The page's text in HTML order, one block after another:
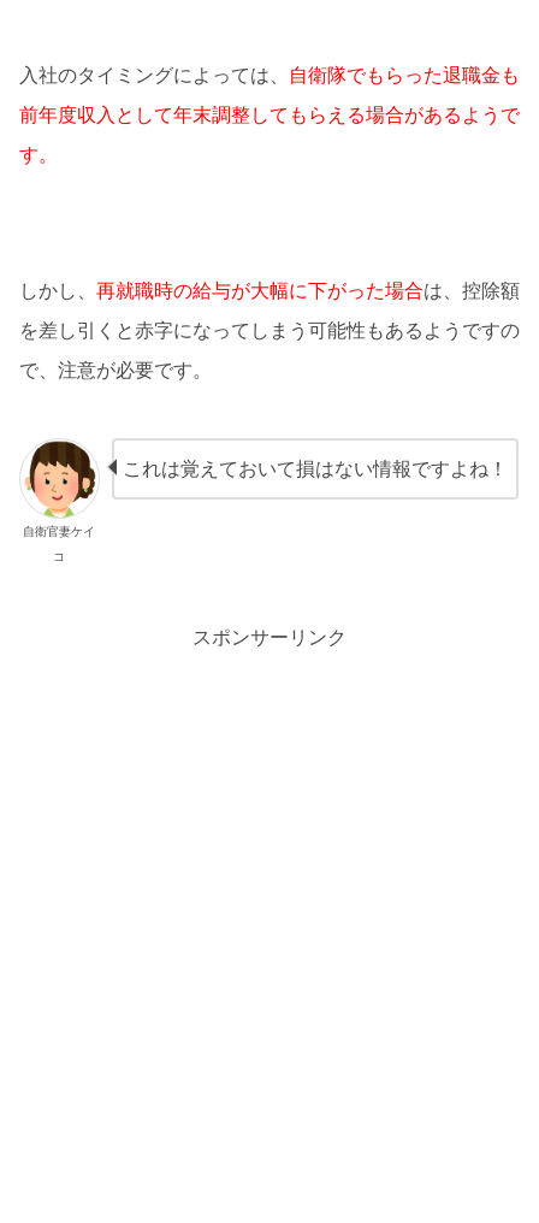
入社のタイミングによっては、
自衛隊でもらった退職金も
前年度収入として年末調整してもらえる場合があるようで
す。
しかし、 再就職時の給与が大幅に下がった場合は、控除額
を差し引くと赤字になってしまう可能性もあるようですの
で、注意が必要です。
自衛官妻ケイ
コ
これは覚えておいて損はない情報ですよね！
スポンサーリンク